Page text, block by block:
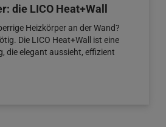
die LICO Heat+Wall
Heizkörper an der Wand?
Die LICO Heat+Wall ist eine
die elegant aussieht, effizient